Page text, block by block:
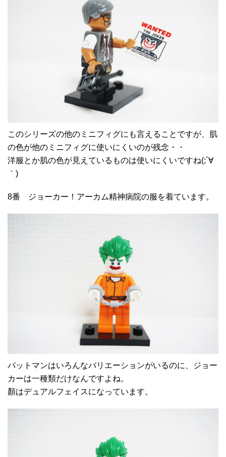
このシリーズの他のミニフィグにも言えることですが、肌
の色が他のミニフィグに使いにくいのが残念・・
洋服とか肌の色が見えているものは使いにくいですね(;´∀
｀)
8番 ジョーカー！アーカム精神病院の服を着ています。
バットマンはいろんなバリエーションがいるのに、ジョー
カーは一種類だけなんですよね。
顏はデュアルフェイスになっています。